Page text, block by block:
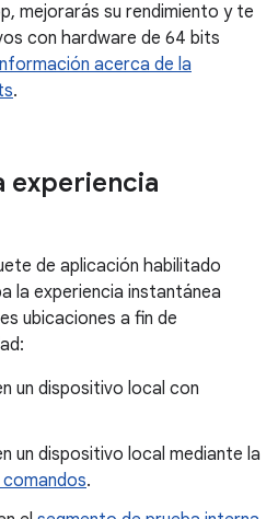
mejorarás su rendimiento y te
con hardware de 64 bits
acerca de la
.
experiencia
de aplicación habilitado
la experiencia instantánea
ubicaciones a fin de
un dispositivo local con
un dispositivo local mediante la
.